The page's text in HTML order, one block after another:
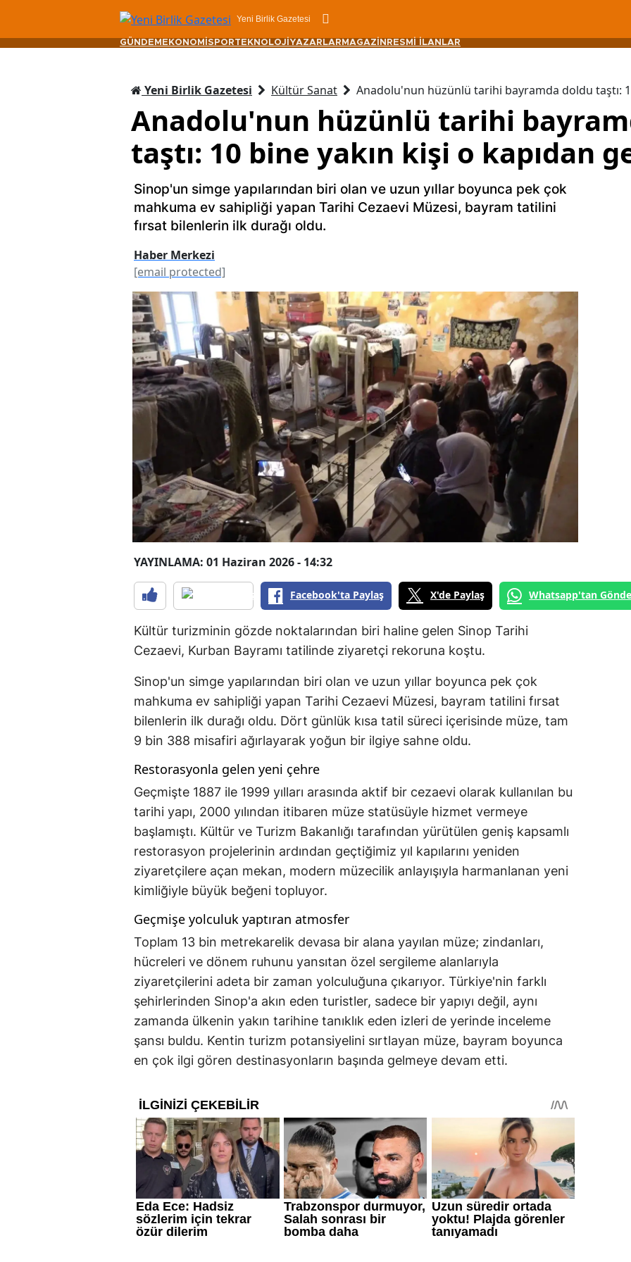
Yeni Birlik Gazetesi
GÜNDEM EKONOMİ SPORTEKNOLOJİ YAZARLAR MAGAZİN RESMİ İLANLAR
Yeni Birlik Gazetesi Kültür Sanat Anadolu'nun hüzünlü tarihi bayramda doldu taştı:
Anadolu'nun hüzünlü tarihi
taştı: 10 bine yakın kişi o kapıdan
Sinop'un simge yapılarından biri olan ve uzun yıllar boyunca pek çok
mahkuma ev sahipliği yapan Tarihi Cezaevi Müzesi, bayram tatilini
fırsat bilenlerin ilk durağı oldu.
Haber Merkezi
[email protected]
YAYINLAMA: 01 Haziran 2026 - 14:32
Facebook'ta Paylaş X'de Paylaş Whatsapp'tan
Kültür turizminin gözde noktalarından biri haline gelen Sinop Tarihi
Cezaevi, Kurban Bayramı tatilinde ziyaretçi rekoruna koştu.
Sinop'un simge yapılarından biri olan ve uzun yıllar boyunca pek çok
mahkuma ev sahipliği yapan Tarihi Cezaevi Müzesi, bayram tatilini fırsat
bilenlerin ilk durağı oldu. Dört günlük kısa tatil süreci içerisinde müze, tam
9 bin 388 misafiri ağırlayarak yoğun bir ilgiye sahne oldu.
Restorasyonla gelen yeni çehre
Geçmişte 1887 ile 1999 yılları arasında aktif bir cezaevi olarak kullanılan bu
tarihi yapı, 2000 yılından itibaren müze statüsüyle hizmet vermeye
başlamıştı. Kültür ve Turizm Bakanlığı tarafından yürütülen geniş kapsamlı
restorasyon projelerinin ardından geçtiğimiz yıl kapılarını yeniden
ziyaretçilere açan mekan, modern müzecilik anlayışıyla harmanlanan yeni
kimliğiyle büyük beğeni topluyor.
Geçmişe yolculuk yaptıran atmosfer
Toplam 13 bin metrekarelik devasa bir alana yayılan müze; zindanları,
hücreleri ve dönem ruhunu yansıtan özel sergileme alanlarıyla
ziyaretçilerini adeta bir zaman yolculuğuna çıkarıyor. Türkiye'nin farklı
şehirlerinden Sinop'a akın eden turistler, sadece bir yapıyı değil, aynı
zamanda ülkenin yakın tarihine tanıklık eden izleri de yerinde inceleme
şansı buldu. Kentin turizm potansiyelini sırtlayan müze, bayram boyunca
en çok ilgi gören destinasyonların başında gelmeye devam etti.